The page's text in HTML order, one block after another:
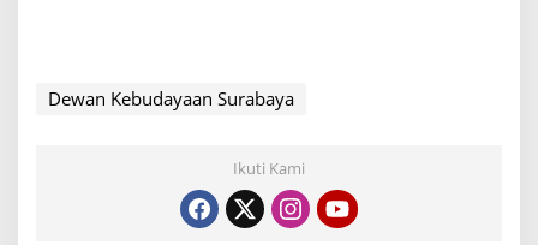
Dewan Kebudayaan Surabaya
Ikuti Kami